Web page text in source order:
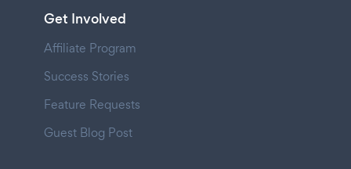
Get Involved
Affiliate Program
Success Stories
Feature Requests
Guest Blog Post